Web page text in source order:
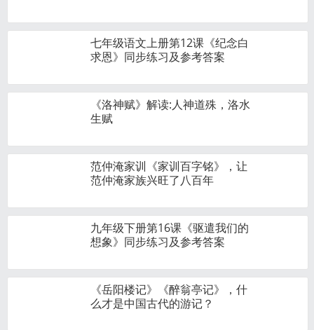
七年级语文上册第12课《纪念白
求恩》同步练习及参考答案
《洛神赋》解读:人神道殊，洛水
生赋
范仲淹家训《家训百字铭》，让
范仲淹家族兴旺了八百年
九年级下册第16课《驱遣我们的
想象》同步练习及参考答案
《岳阳楼记》《醉翁亭记》，什
么才是中国古代的游记？